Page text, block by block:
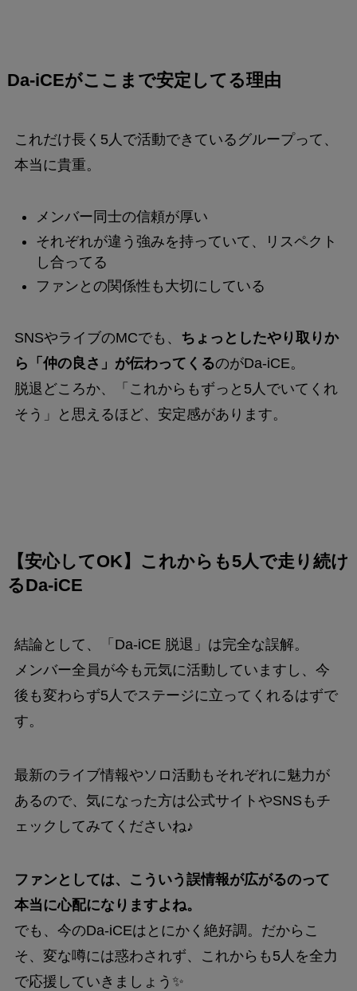
Da-iCEがここまで安定してる理由
これだけ長く5人で活動できているグループって、
本当に貴重。
メンバー同士の信頼が厚い
それぞれが違う強みを持っていて、リスペクト
し合ってる
ファンとの関係性も大切にしている
SNSやライブのMCでも、 ちょっとしたやり取りか
ら「仲の良さ」が伝わってくるのがDa-iCE。
脱退どころか、「これからもずっと5人でいてくれ
そう」と思えるほど、安定感があります。
【安心してOK】これからも5人で走り続け
るDa-iCE
結論として、「Da-iCE 脱退」は完全な誤解。
メンバー全員が今も元気に活動していますし、今
後も変わらず5人でステージに立ってくれるはずで
す。
最新のライブ情報やソロ活動もそれぞれに魅力が
あるので、気になった方は公式サイトやSNSもチ
ェックしてみてくださいね♪
ファンとしては、こういう誤情報が広がるのって
本当に心配になりますよね。
でも、今のDa-iCEはとにかく絶好調。だからこ
そ、変な噂には惑わされず、これからも5人を全力
で応援していきましょう✨